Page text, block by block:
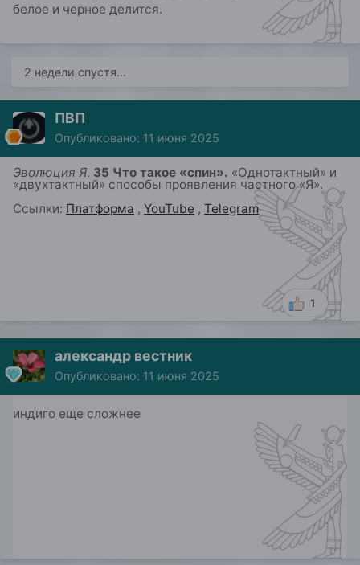
белое и черное делится.
2 недели спустя...
ПВП
Опубликовано: 11 июня 2025
Эволюция Я. 35 Что такое «спин». «Однотактный» и
«двухтактный» способы проявления частного «Я».
Ссылки: Платформа , YouTube , Telegram
1
александр вестник
Опубликовано: 11 июня 2025
индиго еще сложнее